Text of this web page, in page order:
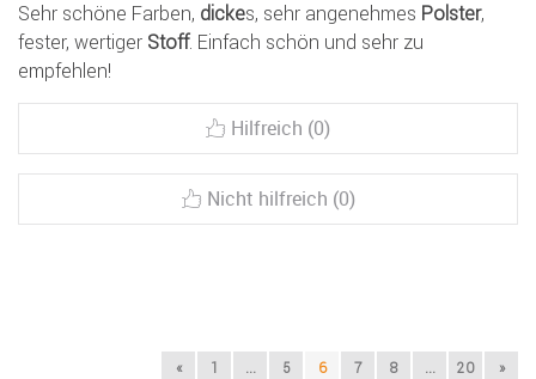
Sehr schöne Farben, dickes, sehr angenehmes Polster,
fester, wertiger Stoff. Einfach schön und sehr zu
empfehlen!
Hilfreich (0)
Nicht hilfreich (0)
« 1 ... 5 6 7 8 ... 20 »